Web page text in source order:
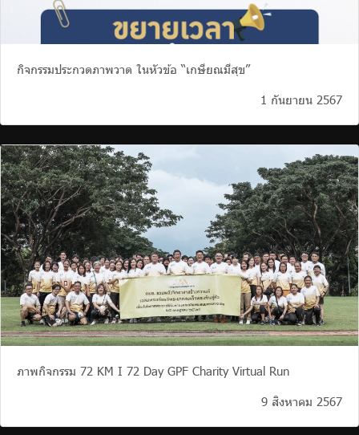
กิจกรรมประกวดภาพวาด ในหัวข้อ “เกษียณมีสุข”
1 กันยายน 2567
ภาพกิจกรรม 72 KM I 72 Day GPF Charity Virtual Run
9 สิงหาคม 2567